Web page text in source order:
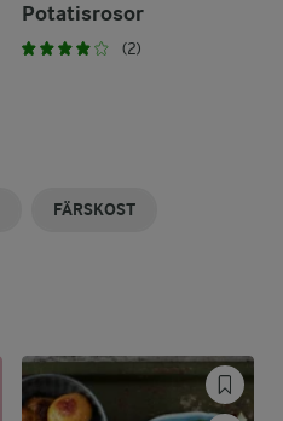
Potatisrosor
(2)
FÄRSKOST